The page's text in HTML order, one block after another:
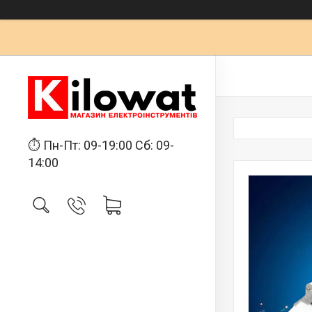
⏱ Пн-Пт: 09-19:00 Сб: 09-
14:00